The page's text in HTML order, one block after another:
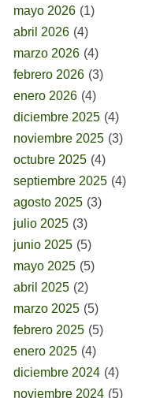
mayo 2026 (1)
abril 2026 (4)
marzo 2026 (4)
febrero 2026 (3)
enero 2026 (4)
diciembre 2025 (4)
noviembre 2025 (3)
octubre 2025 (4)
septiembre 2025 (4)
agosto 2025 (3)
julio 2025 (3)
junio 2025 (5)
mayo 2025 (5)
abril 2025 (2)
marzo 2025 (5)
febrero 2025 (5)
enero 2025 (4)
diciembre 2024 (4)
noviembre 2024 (5)